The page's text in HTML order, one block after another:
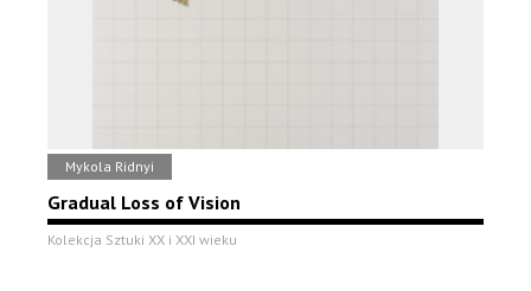
Mykola Ridnyi
Gradual Loss of Vision
Kolekcja Sztuki XX i XXI wieku